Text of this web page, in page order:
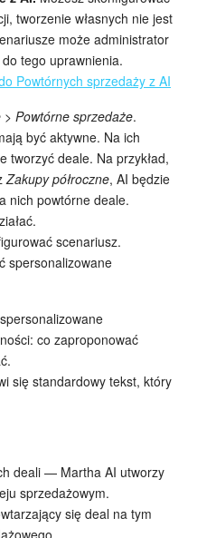
tworzenie własnych nie jest
może administrator
tego uprawnienia.
Powtórnych sprzedaży z AI
Powtórne sprzedaże.
być aktywne. Na ich
tworzyć deale. Na przykład,
Zakupy półroczne, AI będzie
nich powtórne deale.
scenariusz.
spersonalizowane
co zaproponować
się standardowy tekst, który
deali — Martha AI utworzy
sprzedażowym.
się deal na tym